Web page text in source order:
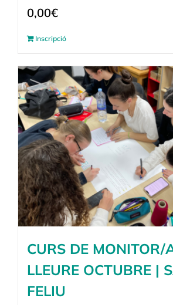
0,00€
Inscripció
CURS DE MONITOR/
LLEURE OCTUBRE |
FELIU